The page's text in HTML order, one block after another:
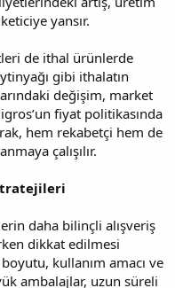
yansır.
de ithal ürünlerde
gibi ithalatın
değişim, market
fiyat politikasında
hem rekabetçi hem de
çalışılır.
daha bilinçli alışveriş
dikkat edilmesi
kullanım amacı ve
ambalajlar, uzun süreli